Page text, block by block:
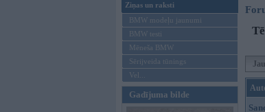
Ziņas un raksti
BMW modeļu jaunumi
BMW testi
Mēneša BMW
Sērijveida tūnings
Vel...
Gadījuma bilde